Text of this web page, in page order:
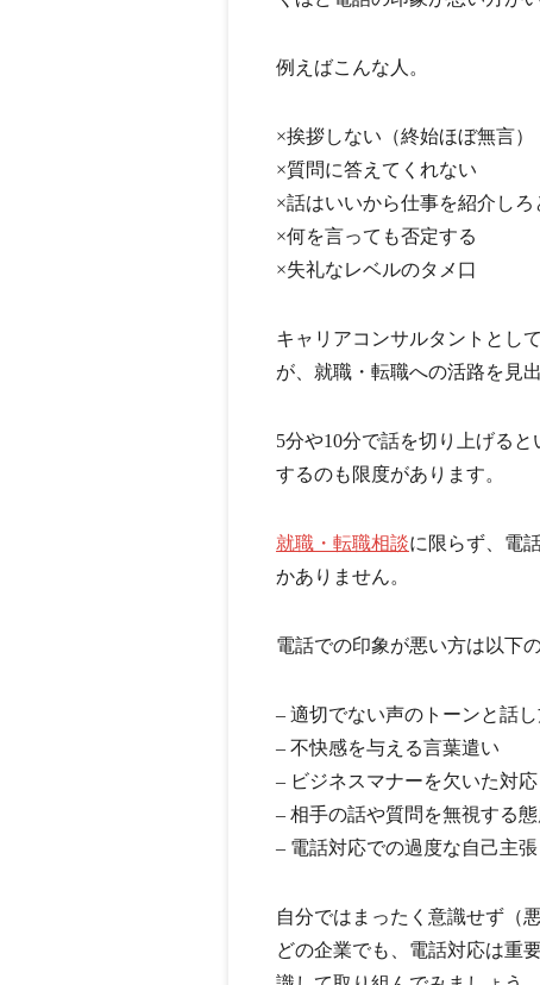
例えばこんな人。
×挨拶しない（終始ほぼ無言）
×質問に答えてくれない
×話はいいから仕事を紹介しろ
×何を言っても否定する
×失礼なレベルのタメ口
キャリアコンサルタントとし
が、就職・転職への活路を見
5分や10分で話を切り上げる
するのも限度があります。
就職・転職相談に限らず、電
かありません。
電話での印象が悪い方は以下
– 適切でない声のトーンと話
– 不快感を与える言葉遣い
– ビジネスマナーを欠いた対応
– 相手の話や質問を無視する
– 電話対応での過度な自己主張
自分ではまったく意識せず（
どの企業でも、電話対応は重